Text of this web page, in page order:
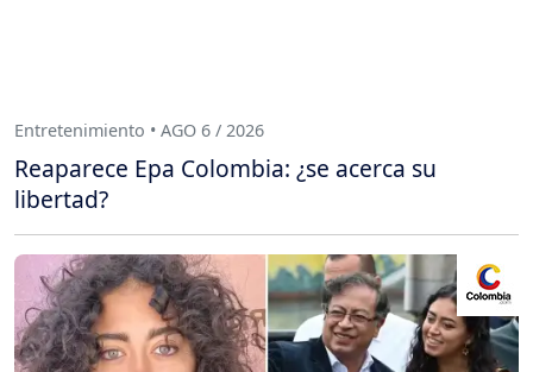
Entretenimiento • AGO 6 / 2026
Reaparece Epa Colombia: ¿se acerca su
libertad?